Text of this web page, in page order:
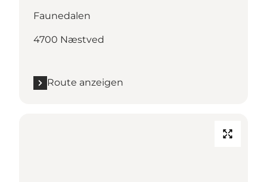
Faunedalen
4700 Næstved
Route anzeigen